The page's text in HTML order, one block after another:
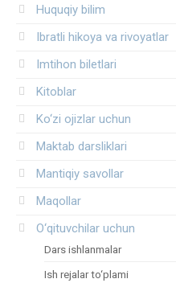
Huquqiy bilim
Ibratli hikoya va rivoyatlar
Imtihon biletlari
Kitoblar
Ko‘zi ojizlar uchun
Maktab darsliklari
Mantiqiy savollar
Maqollar
O‘qituvchilar uchun
Dars ishlanmalar
Ish rejalar to‘plami